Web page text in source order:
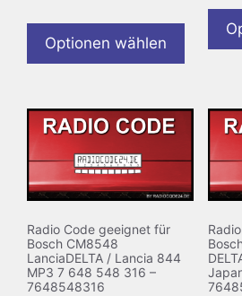
Optionen wählen
Radio Code geeignet für
Bosch CM8548
LanciaDELTA / Lancia 844
MP3 7 648 548 316 –
7648548316